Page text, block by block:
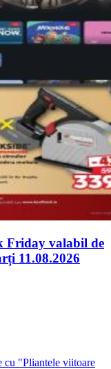
Friday valabil de
11.08.2026
cu "Pliantele viitoare